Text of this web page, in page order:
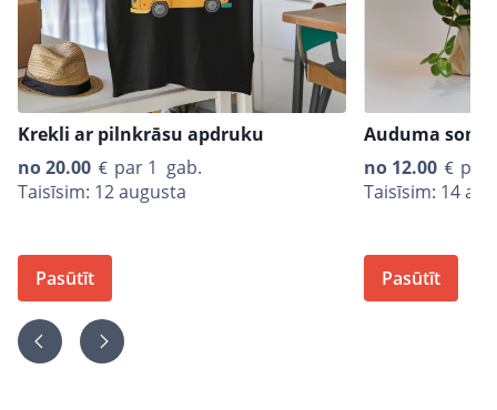
Krekli ar pilnkrāsu apdruku
no20.00
par 1 gab.
Taisīsim: 12 augusta
Pasūtīt
Auduma
no 12.00
par
Taisīsim: 14
Pasūtīt